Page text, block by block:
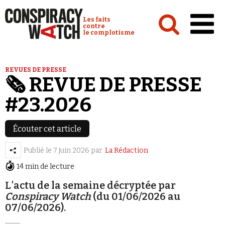
Conspiracy Watch :
Les faits
contre
le complotisme
Analyses
Conspipédia
Vidéos
Émissions
REVUES DE PRESSE
🗞️ REVUE DE PRESSE
#23.2026
Écouter cet article
Publié le 7 juin 2026 par La Rédaction
14 min de lecture
L'actu de la semaine décryptée par
Conspiracy Watch (du 01/06/2026 au
07/06/2026).